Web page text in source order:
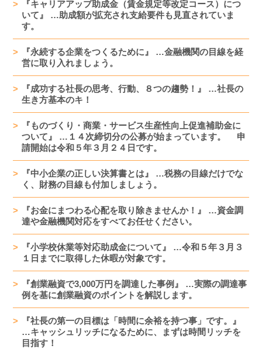
『キャリアアップ助成金（賃金規定等改定コース）につ
いて』 …助成額が拡充され支給要件も見直されていま
す。
『永続する企業をつくるために』 …金融機関の目線を経
営に取り入れましょう。
『成功する社長の思考、行動、８つの趨勢！』 …社長の
生き方基本のキ！
『ものづくり・商業・サービス生産性向上促進補助金に
ついて』 …１４次締切分の公募が始まっています。 申
請開始は令和５年３月２４日です。
『中小企業の正しい決算書とは』 …税務の目線だけでな
く、財務の目線も付加しましょう。
『お金にまつわる心配を取り除きませんか！』 …資金調
達や金融機関対応をすべてお任せください。
『小学校休業等対応助成金について』 …令和５年３月３
１日までに取得した休暇が対象です。
『創業融資で3,000万円を調達した事例』 …実際の調達事
例を基に創業融資のポイントを解説します。
『社長の第一の目標は「時間に余裕を持つ事」です。』
…キャッシュリッチになるために、まずは時間リッチを
目指す！